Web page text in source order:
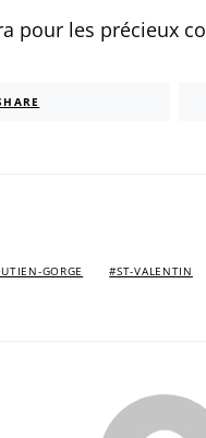
pour les précieux
GORGE ST-VALENTIN